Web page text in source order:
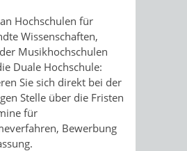
Hochschulen für
Wissenschaften,
Musikhochschulen
Duale Hochschule:
Sie sich direkt bei der
Stelle über die Fristen
für
Bewerbung